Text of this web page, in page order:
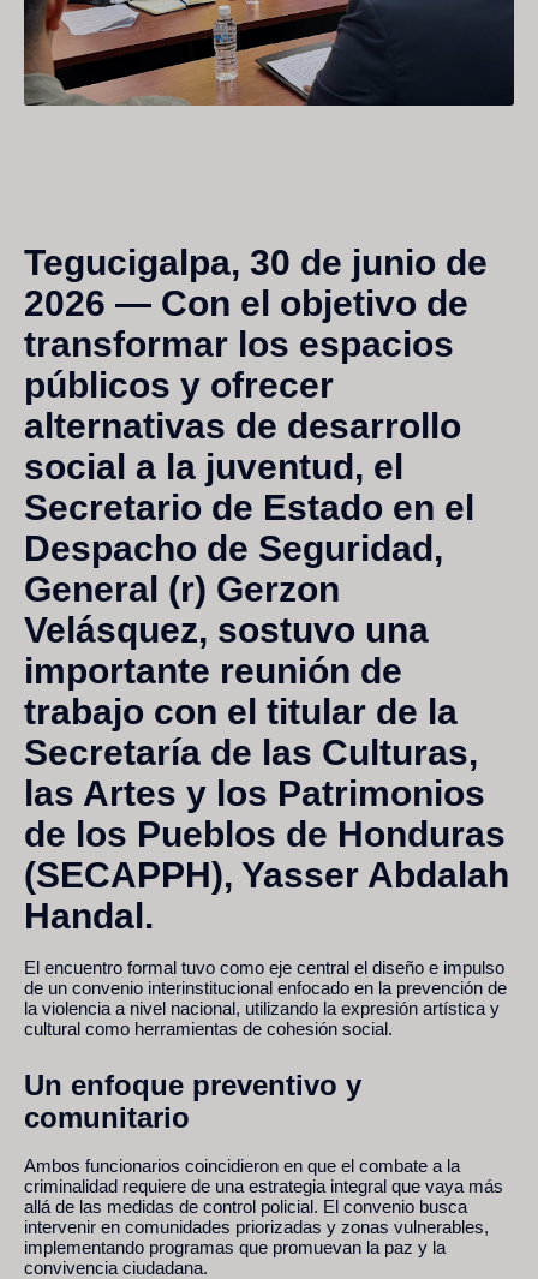
Tegucigalpa, 30 de junio de
2026 — Con el objetivo de
transformar los espacios
públicos y ofrecer
alternativas de desarrollo
social a la juventud, el
Secretario de Estado en el
Despacho de Seguridad,
General (r) Gerzon
Velásquez, sostuvo una
importante reunión de
trabajo con el titular de la
Secretaría de las Culturas,
las Artes y los Patrimonios
de los Pueblos de Honduras
(SECAPPH), Yasser Abdalah
Handal.
El encuentro formal tuvo como eje central el diseño e impulso
de un convenio interinstitucional enfocado en la prevención de
la violencia a nivel nacional, utilizando la expresión artística y
cultural como herramientas de cohesión social.
Un enfoque preventivo y
comunitario
Ambos funcionarios coincidieron en que el combate a la
criminalidad requiere de una estrategia integral que vaya más
allá de las medidas de control policial. El convenio busca
intervenir en comunidades priorizadas y zonas vulnerables,
implementando programas que promuevan la paz y la
convivencia ciudadana.